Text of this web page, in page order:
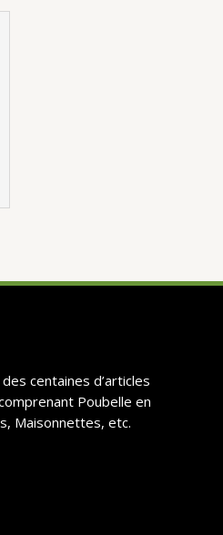
centaines d’articles
Poubelle en
Maisonnettes, etc.​​